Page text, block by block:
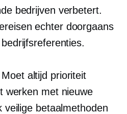
bedrijven verbetert.
echter doorgaans
Moet altijd prioriteit
werken met nieuwe
veilige betaalmethoden